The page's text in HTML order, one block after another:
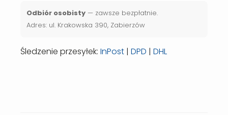
Odbiór osobisty — zawsze bezpłatnie.
Adres: ul. Krakowska 390, Zabierzów
Śledzenie przesyłek: InPost | DPD | DHL